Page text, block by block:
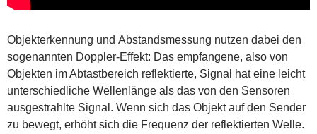
Objekterkennung und Abstandsmessung nutzen dabei den
sogenannten Doppler-Effekt: Das empfangene, also von
Objekten im Abtastbereich reflektierte, Signal hat eine leicht
unterschiedliche Wellenlänge als das von den Sensoren
ausgestrahlte Signal. Wenn sich das Objekt auf den Sender
zu bewegt, erhöht sich die Frequenz der reflektierten Welle.